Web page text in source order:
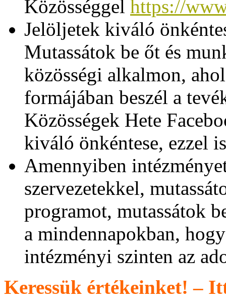
Közösséggel https://
Jelöljetek kiváló
Mutassátok be őt és
közösségi alkalmon,
formájában beszél a
Közösségek Hete
kiváló önkéntese, ezzel
Amennyiben
szervezetekkel,
programot, mutassátok
a mindennapokban,
intézményi szinten az
Keressük értékeinket! –